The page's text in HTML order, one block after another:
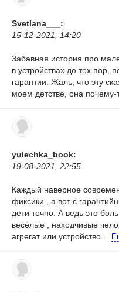
Svetlana___:
15-12-2021, 14:20
Забавная история про
в устройствах до тех пор,
гарантии. Жаль, что эту
моем детстве, она почему-
yulechka_book:
19-08-2021, 22:55
Каждый наверное
фиксики , а вот с
дети точно. А ведь это
весёлые , находчивые
агрегат или устройство .